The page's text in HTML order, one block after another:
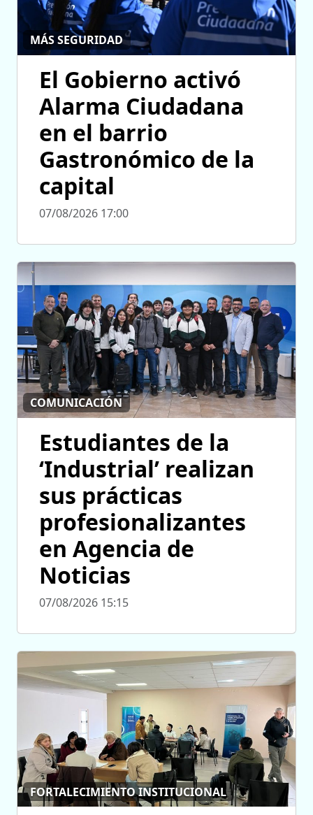
MÁS SEGURIDAD
El Gobierno activó
Alarma Ciudadana
en el barrio
Gastronómico de la
capital
07/08/2026 17:00
COMUNICACIÓN
Estudiantes de la
‘Industrial’ realizan
sus prácticas
profesionalizantes
en Agencia de
Noticias
07/08/2026 15:15
FORTALECIMIENTO INSTITUCIONAL